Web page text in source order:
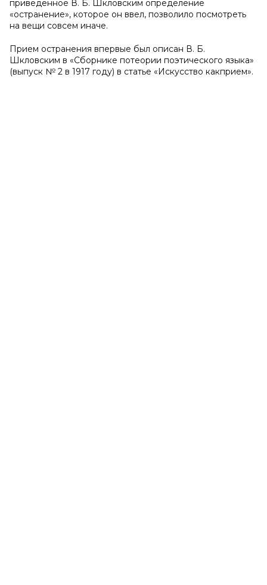
приведенное В. Б. Шкловским определение
«остранение», которое он ввел, позволило посмотреть
на вещи совсем иначе.
Прием остранения впервые был описан В. Б.
Шкловским в «Сборнике потеории поэтического языка»
(выпуск № 2 в 1917 году) в статье «Искусство какприем».